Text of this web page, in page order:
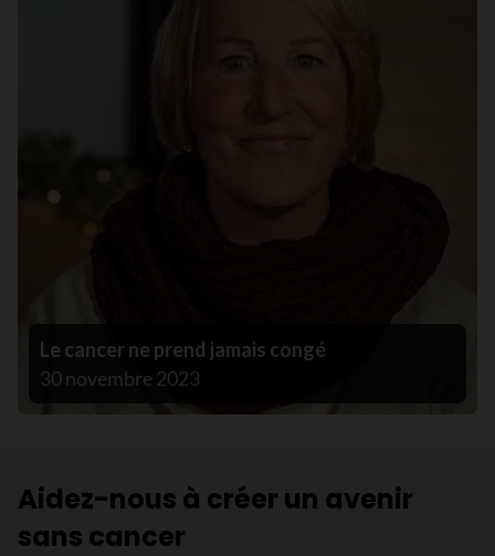
Le cancer ne prend jamais congé
30 novembre 2023
Aidez-nous à créer un avenir
sans cancer